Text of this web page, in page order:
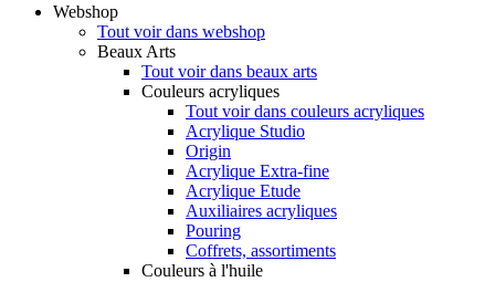
Webshop
Tout voir dans webshop
Beaux Arts
Tout voir dans beaux arts
Couleurs acryliques
Tout voir dans couleurs acryliques
Acrylique Studio
Origin
Acrylique Extra-fine
Acrylique Etude
Auxiliaires acryliques
Pouring
Coffrets, assortiments
Couleurs à l'huile